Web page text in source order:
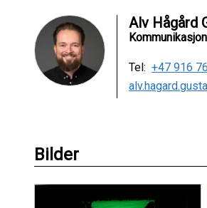
Alv Hågård
Tel: +47 916
Bilder